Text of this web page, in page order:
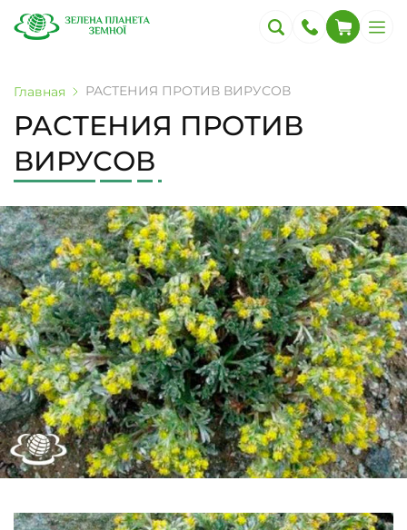
Главная РАСТЕНИЯ ПРОТИВ ВИРУСОВ
РАСТЕНИЯ ПРОТИВ
ВИРУСОВ